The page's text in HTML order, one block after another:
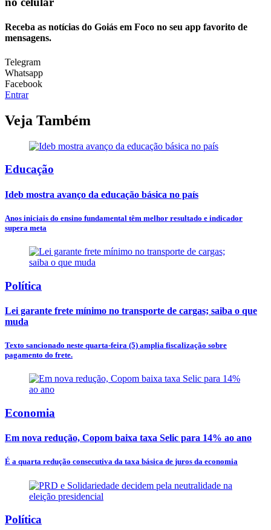
Receba as notícias do Goiás em Foco no seu app favorito de
mensagens.
Telegram
Whatsapp
Facebook
Entrar
Veja Também
Educação
Ideb mostra avanço da educação básica no país
Anos iniciais do ensino fundamental têm melhor resultado e indicador
supera meta
Política
Lei garante frete mínimo no transporte de cargas; saiba o que
muda
Texto sancionado neste quarta-feira (5) amplia fiscalização sobre
pagamento do frete.
Economia
Em nova redução, Copom baixa taxa Selic para 14% ao ano
É a quarta redução consecutiva da taxa básica de juros da economia
Política